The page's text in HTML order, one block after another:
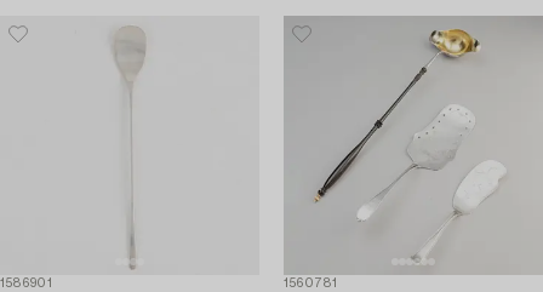
1586901 1560781